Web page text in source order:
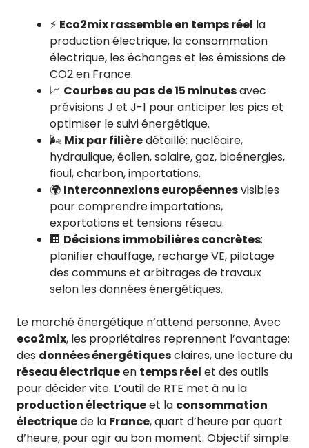
⚡ Eco2mix rassemble en temps réel la
production électrique, la consommation
électrique, les échanges et les émissions de
CO2 en France.
📈 Courbes au pas de 15 minutesavec
prévisions J et J-1 pour anticiper les pics et
optimiser le suivi énergétique.
🌬️ Mix par filièredétaillé: nucléaire,
hydraulique, éolien, solaire, gaz, bioénergies,
fioul, charbon, importations.
🌍 Interconnexions européennesvisibles
pour comprendre importations,
exportations et tensions réseau.
🏢 Décisions immobilières concrètes:
planifier chauffage, recharge VE, pilotage
des communs et arbitrages de travaux
selon les données énergétiques.
Le marché énergétique n’attend personne. Avec
eco2mix, les propriétaires reprennent l’avantage:
des données énergétiquesclaires, une lecture du
réseau électriqueen temps réel et des outils
pour décider vite. L’outil de RTE met à nu la
production électriqueet la consommation
électriquede la France, quart d’heure par quart
d’heure, pour agir au bon moment. Objectif simple: